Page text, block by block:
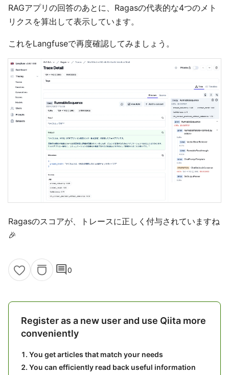
RAGアプリの回答のあとに、Ragasの代表的な4つのメト
リクスを算出して表示しています。
これをLangfuseで再度確認してみましょう。
Ragasのスコアが、トレースに正しく付与されていますね
🎉
comment0
Register as a new user and use Qiita more
conveniently
You get articles that match your needs
You can efficiently read back useful information